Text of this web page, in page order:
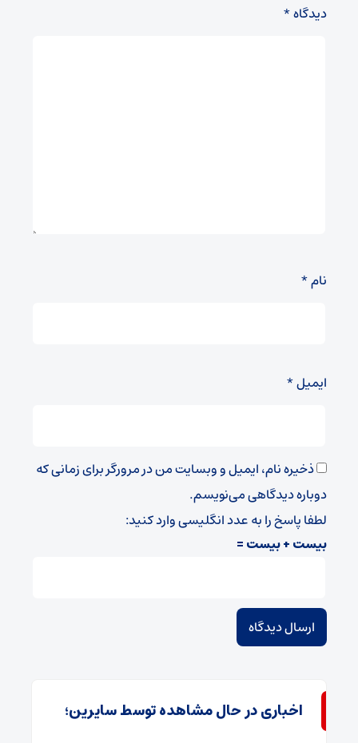
دیدگاه*
نام*
ایمیل*
ذخیره نام، ایمیل و وبسایت من در مرورگر برای زمانی که
دوباره دیدگاهی می‌نویسم.
لطفا پاسخ را به عدد انگلیسی وارد کنید:
بیست + بیست =
اخباری در حال مشاهده توسط سایرین؛